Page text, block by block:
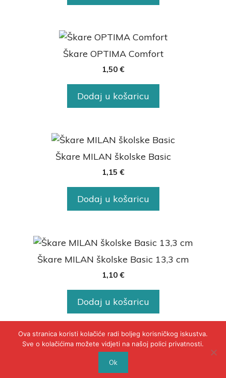
Škare OPTIMA Comfort
1,50 €
Dodaj u košaricu
Škare MILAN školske Basic
1,15 €
Dodaj u košaricu
Škare MILAN školske Basic 13,3 cm
1,10 €
Dodaj u košaricu
© 2020 - POLICA PRIVATNOSTI
WEB BY INSERTIOWEB
Ova stranica koristi kolačiće radi boljeg korisničkog iskustva.
Sve o kolačićima možete vidjeti na našoj polici privatnosti.
Ok